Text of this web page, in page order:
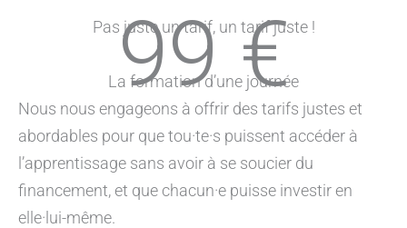
Pas juste un tarif, un tarif juste !
99 €
La formation d’une journée
Nous nous engageons à offrir des tarifs justes et
abordables pour que tou·te·s puissent accéder à
l’apprentissage sans avoir à se soucier du
financement, et que chacun·e puisse investir en
elle·lui-même.